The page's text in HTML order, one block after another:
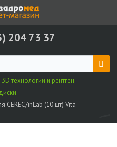
204 73 37
3D технологии и рентген
CEREC/inLab (10 шт) Vita